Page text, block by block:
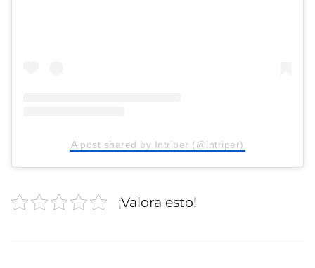
A post shared by Intriper (@intriper)
¡Valora esto!